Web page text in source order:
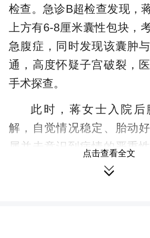
检查。急诊B超检查发现，
上方有6-8厘米囊性包块，
急腹症，同时发现该囊肿
通，高度怀疑子宫破裂，
手术探查。
此时，蒋女士入院后
解，自觉情况稳定、胎动
属并未意识到病情的严重
明确诊断。为进一步确诊
点击查看全文
